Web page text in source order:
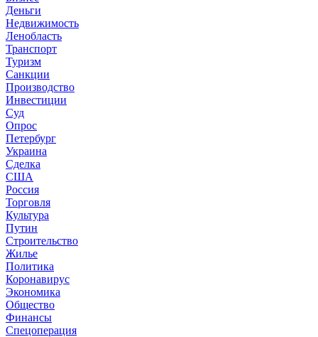
Деньги
Недвижимость
Ленобласть
Транспорт
Туризм
Санкции
Производство
Инвестиции
Суд
Опрос
Петербург
Украина
Сделка
США
Россия
Торговля
Культура
Путин
Строительство
Жилье
Политика
Коронавирус
Экономика
Общество
Финансы
Спецоперация